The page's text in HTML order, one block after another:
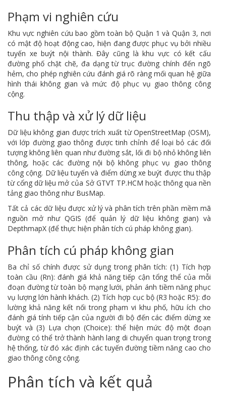
Phạm vi nghiên cứu
Khu vực nghiên cứu bao gồm toàn bộ Quận 1 và Quận 3, nơi
có mật độ hoạt động cao, hiện đang được phục vụ bởi nhiều
tuyến xe buýt nội thành. Đây cũng là khu vực có kết cấu
đường phố chặt chẽ, đa dạng từ trục đường chính đến ngõ
hẻm, cho phép nghiên cứu đánh giá rõ ràng mối quan hệ giữa
hình thái không gian và mức độ phục vụ giao thông công
cộng.
Thu thập và xử lý dữ liệu
Dữ liệu không gian được trích xuất từ OpenStreetMap (OSM),
với lớp đường giao thông được tinh chỉnh để loại bỏ các đối
tượng không liên quan như đường sắt, lối đi bộ nhỏ không liên
thông, hoặc các đường nội bộ không phục vụ giao thông
công cộng. Dữ liệu tuyến và điểm dừng xe buýt được thu thập
từ cổng dữ liệu mở của Sở GTVT TP.HCM hoặc thông qua nền
tảng giao thông như BusMap.
Tất cả các dữ liệu được xử lý và phân tích trên phần mềm mã
nguồn mở như QGIS (để quản lý dữ liệu không gian) và
DepthmapX (để thực hiện phân tích cú pháp không gian).
Phân tích cú pháp không gian
Ba chỉ số chính được sử dụng trong phân tích: (1) Tích hợp
toàn cầu (Rn): đánh giá khả năng tiếp cận tổng thể của mỗi
đoạn đường từ toàn bộ mạng lưới, phản ánh tiềm năng phục
vụ lượng lớn hành khách. (2) Tích hợp cục bộ (R3 hoặc R5): đo
lường khả năng kết nối trong phạm vi khu phố, hữu ích cho
đánh giá tính tiếp cận của người đi bộ đến các điểm dừng xe
buýt và (3) Lựa chọn (Choice): thể hiện mức độ một đoạn
đường có thể trở thành hành lang di chuyển quan trọng trong
hệ thống, từ đó xác định các tuyến đường tiềm năng cao cho
giao thông công cộng.
Phân tích và kết quả